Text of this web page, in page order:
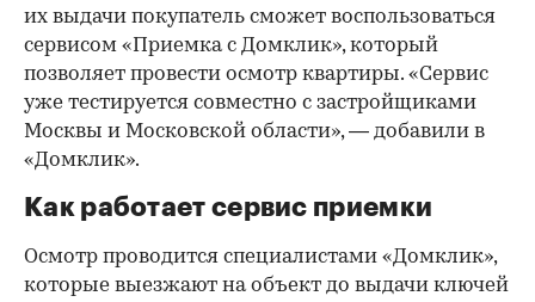
их выдачи покупатель сможет воспользоваться
сервисом «Приемка с Домклик», который
позволяет провести осмотр квартиры. «Сервис
уже тестируется совместно с застройщиками
Москвы и Московской области», — добавили в
«Домклик».
Как работает сервис приемки
Осмотр проводится специалистами «Домклик»,
которые выезжают на объект до выдачи ключей